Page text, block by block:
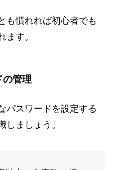
も慣れれば初心者でも
ます。
の管理
パスワードを設定する
しましょう。